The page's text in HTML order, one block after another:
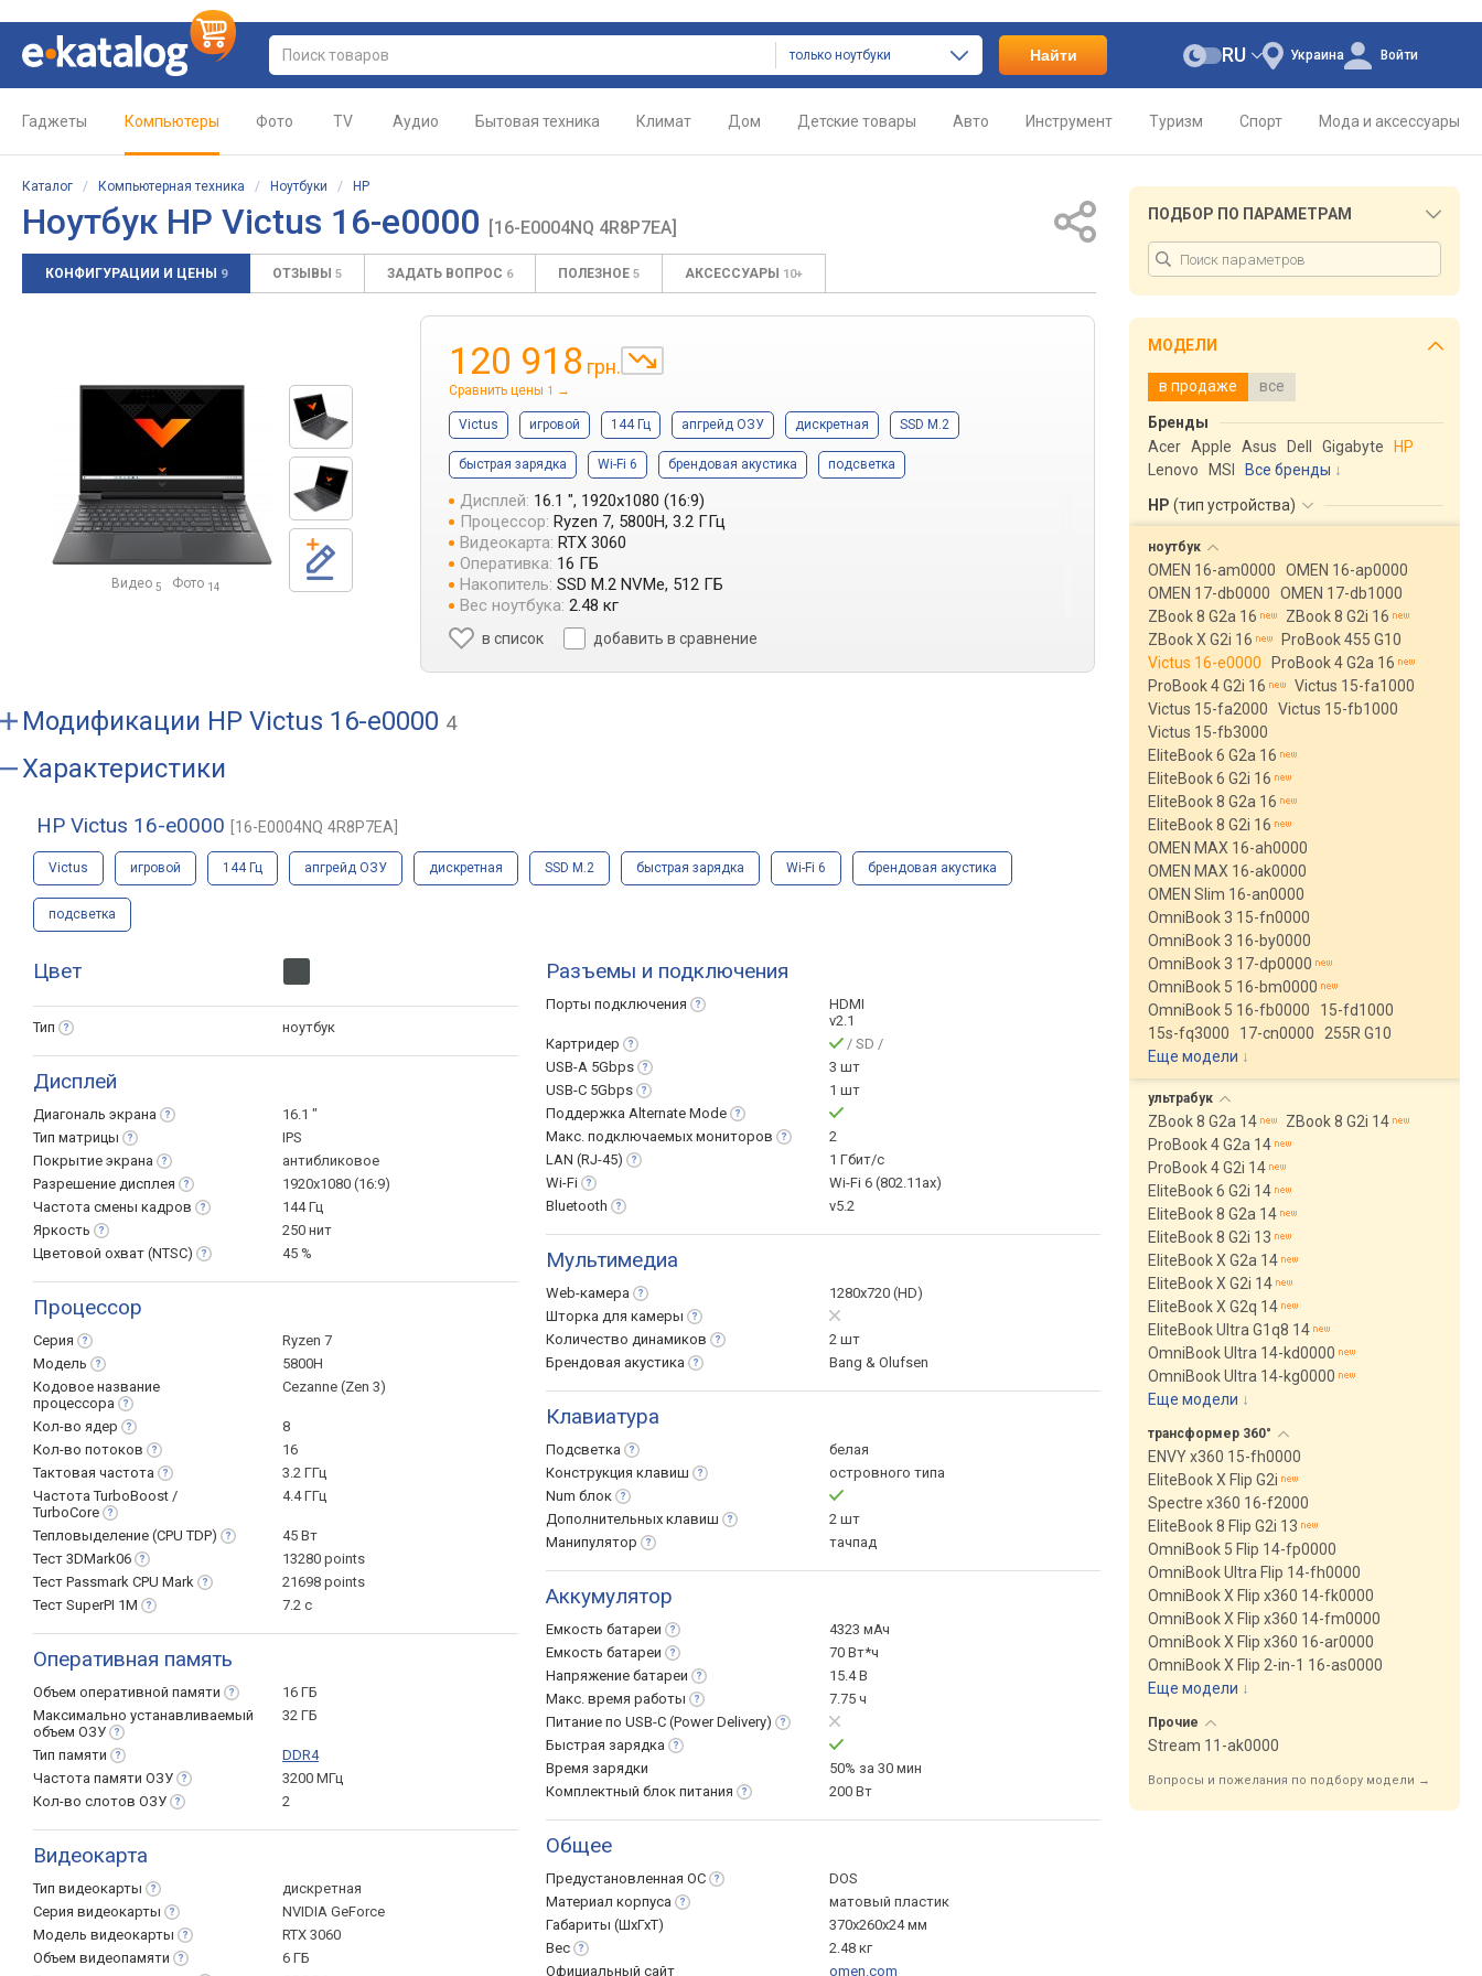
только ноутбуки Найти Украина
RU Войти
Гаджеты Компьютеры Фото TV Аудио Бытовая техника Климат Дом Детские товары Авто Инструмент Туризм Спорт Мода и аксессуары
Каталог / Компьютерная техника / Ноутбуки / HP
Ноутбук HP Victus 16-e0000 [16-E0004NQ 4R8P7EA]
КОНФИГУРАЦИИ И ЦЕНЫ 9 ОТЗЫВЫ 5 ЗАДАТЬ ВОПРОС 6 ПОЛЕЗНОЕ 5 АКСЕССУАРЫ 10+
Видео 5 Фото 14
120 918 грн.
Сравнить цены 1 →
Victus игровой 144 Гц апгрейд ОЗУ дискретная SSD M.2
быстрая зарядка Wi-Fi 6 брендовая акустика подсветка
Дисплей: 16.1 ", 1920x1080 (16:9)
Процессор: Ryzen 7, 5800H, 3.2 ГГц
Видеокарта: RTX 3060
Оперативка: 16 ГБ
Накопитель: SSD M.2 NVMe, 512 ГБ
Вес ноутбука: 2.48 кг
в список добавить в сравнение
Модификации HP Victus 16-e0000 4
Характеристики
HP Victus 16-e0000 [16-E0004NQ 4R8P7EA]
Victus игровой 144 Гц апгрейд ОЗУ дискретная SSD M.2 быстрая зарядка Wi-Fi 6 брендовая акустика
подсветка
Цвет
Тип ноутбук
Дисплей
Диагональ экрана
16.1 "
Тип матрицы
IPS
Покрытие экрана
антибликовое
Разрешение дисплея
1920x1080 (16:9)
Частота смены кадров
144 Гц
Яркость
250 нит
Цветовой охват (NTSC) 45 %
Процессор
Серия
Ryzen 7
Модель
5800H
Кодовое название
процессора
Cezanne (Zen 3)
Кол-во ядер
8
Кол-во потоков
16
Тактовая частота
3.2 ГГц
Частота TurboBoost /
TurboCore
4.4 ГГц
Тепловыделение (CPUTDP)
45 Вт
Тест 3DMark06
13280 points
Тест Passmark CPU Mark
21698 points
Тест SuperPI 1M 7.2 с
Оперативная память
Объем оперативной памяти
16 ГБ
Максимально устанавливаемый
объем ОЗУ
32 ГБ
Тип памяти
DDR4
Частота памяти ОЗУ
3200 МГц
Кол-во слотов ОЗУ 2
Видеокарта
Тип видеокарты
дискретная
Серия видеокарты
NVIDIA GeForce
Модель видеокарты
RTX 3060
Объем видеопамяти
6 ГБ
Разъемы и подключения
Порты подключения
HDMI
v2.1
Картридер
/ SD /
USB-A 5Gbps
3 шт
USB-C 5Gbps
1 шт
Поддержка Alternate Mode
Макс. подключаемых мониторов
2
LAN (RJ-45)
1 Гбит/с
Wi-Fi
Wi-Fi 6 (802.11ax)
Bluetooth
v5.2
Мультимедиа
Web-камера
1280x720 (HD)
Шторка для камеры
Количество динамиков
2 шт
Брендовая акустика Bang & Olufsen
Клавиатура
Подсветка
белая
Конструкция клавиш
островного типа
Num блок
Дополнительных клавиш
2 шт
Манипулятор
тачпад
Аккумулятор
Емкость батареи
4323 мАч
Емкость батареи
70 Вт*ч
Напряжение батареи
15.4 В
Макс. время работы
7.75 ч
Питание по USB-C (PowerDelivery)
Быстрая зарядка
Время зарядки
50% за 30 мин
Комплектный блок питания 200 Вт
Общее
Предустановленная ОС
DOS
Материал корпуса
матовый пластик
Габариты (ШхГхТ)
370x260x24 мм
Вес
2.48 кг
Официальный сайт
omen.com
ПОДБОР ПО ПАРАМЕТРАМ
МОДЕЛИ
в продаже все
Бренды
Acer Apple Asus Dell Gigabyte
HP
Lenovo
MSI
Все бренды
HP (тип устройства)
ноутбук
OMEN 16-am0000
OMEN 16-ap0000
OMEN 17-db0000
OMEN 17-db1000
ZBook 8 G2a 16
ZBook 8 G2i 16
ZBook X G2i 16
ProBook 455 G10
Victus 16-e0000
ProBook 4 G2a 16
ProBook 4 G2i 16
Victus 15-fa1000
Victus 15-fa2000
Victus 15-fb1000
Victus 15-fb3000
EliteBook 6 G2a 16
EliteBook 6 G2i 16
EliteBook 8 G2a 16
EliteBook 8 G2i 16
OMEN MAX 16-ah0000
OMEN MAX 16-ak0000
OMEN Slim 16-an0000
OmniBook 3 15-fn0000
OmniBook 3 16-by0000
OmniBook 3 17-dp0000
OmniBook 5 16-bm0000
OmniBook 5 16-fb0000
15-fd1000
15s-fq3000
17-cn0000
255R G10
Еще модели ↓
ультрабук
ZBook 8 G2a 14
ZBook 8 G2i 14
ProBook 4 G2a 14
ProBook 4 G2i 14
EliteBook 6 G2i 14
EliteBook 8 G2a 14
EliteBook 8 G2i 13
EliteBook X G2a 14
EliteBook X G2i 14
EliteBook X G2q 14
EliteBook Ultra G1q8 14
OmniBook Ultra 14-kd0000
OmniBook Ultra 14-kg0000
Еще модели ↓
трансформер 360°
ENVY x360 15-fh0000
EliteBook X Flip G2i
Spectre x360 16-f2000
EliteBook 8 Flip G2i 13
OmniBook 5 Flip 14-fp0000
OmniBook Ultra Flip 14-fh0000
OmniBook X Flip x360 14-fk0000
OmniBook X Flip x360 14-fm0000
OmniBook X Flip x360 16-ar0000
OmniBook X Flip 2-in-1 16-as0000
Еще модели ↓
Прочие
Stream 11-ak0000
Вопросы и пожелания по подбору модели →